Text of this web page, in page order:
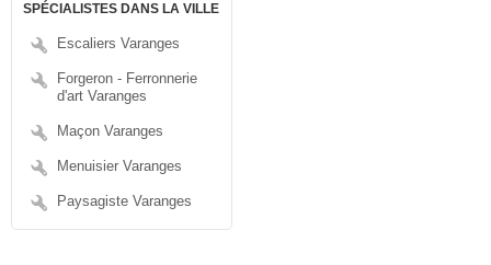
SPÉCIALISTES DANS LA VILLE
Escaliers Varanges
Forgeron - Ferronnerie
d'art Varanges
Maçon Varanges
Menuisier Varanges
Paysagiste Varanges